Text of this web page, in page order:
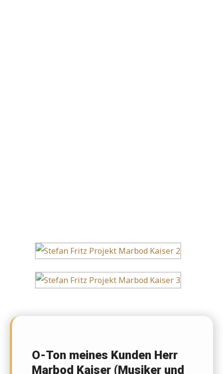
O-Ton meines Kunden Herr
Marbod Kaiser (Musiker und